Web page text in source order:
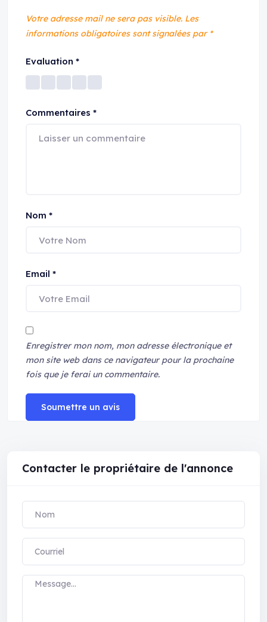
Votre adresse mail ne sera pas visible. Les
informations obligatoires sont signalées par *
Evaluation *
Commentaires *
Nom *
Email *
Enregistrer mon nom, mon adresse électronique et
mon site web dans ce navigateur pour la prochaine
fois que je ferai un commentaire.
Soumettre un avis
Contacter le propriétaire de l'annonce